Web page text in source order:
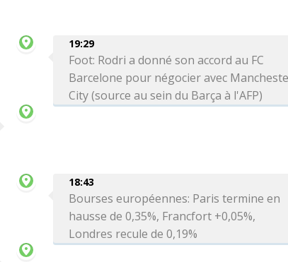
19:29
Foot: Rodri a donné son accord au FC
Barcelone pour négocier avec
City (source au sein du Barça à l'AFP)
18:43
Bourses européennes: Paris termine en
hausse de 0,35%, Francfort +0,05%,
Londres recule de 0,19%